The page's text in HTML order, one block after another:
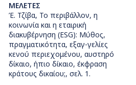
ΜΕΛΕΤΕΣ
Έ. Τζίβα, Το περιβάλλον, η
κοινωνία και η εταιρική
διακυβέρνηση (ESG): Μύθος,
πραγματικότητα, εξαγ-γελίες
κενού περιεχομένου, αυστηρό
δίκαιο, ήπιο δίκαιο, έκφραση
κράτους δικαίου;, σελ. 1.